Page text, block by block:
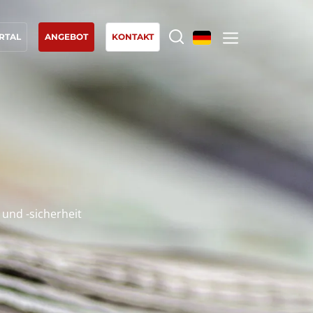
ANGEBOT KONTAKT
Soziale Unternehmensverantwortung (CSR)
Biodiversität und Klimawandel
Umweltbezogene Angaben
-sicherheit